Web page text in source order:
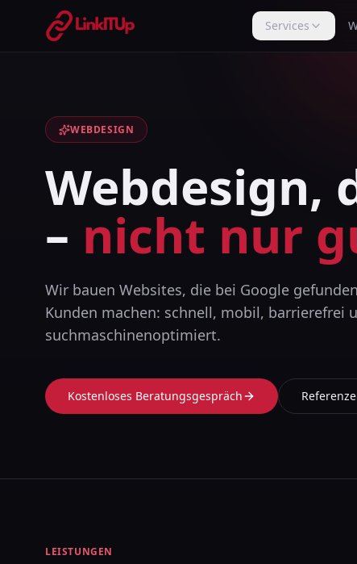
Zum Inhalt springen
Services
WEBDESIGN
Webdesign,
– nicht nur
Wir bauen Websites, die bei Google
Kunden machen: schnell, mobil, barrierefrei
suchmaschinenoptimiert.
Kostenloses Beratungsgespräch
LEISTUNGEN